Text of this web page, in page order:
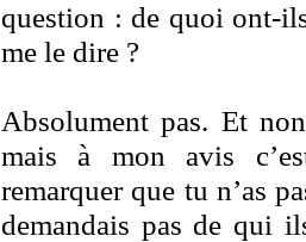
question : de quoi ont-
me le dire ?
Absolument pas. Et
mais à mon avis
remarquer que tu n’as
demandais pas de qui